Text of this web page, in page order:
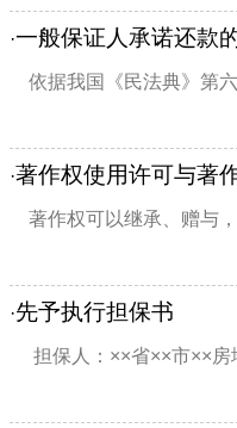
·一般保证人承诺还款
依据我国《民法典》第
·著作权使用许可与著
著作权可以继承、赠与
·先予执行担保书
担保人：××省××市××